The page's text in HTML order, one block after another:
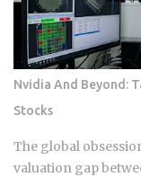
even formula:
expressed in
month. That
math itself isn't
nobody can
points on a
you've essentially
your own money.
Nvidia And Beyond:
Stocks
The global
valuation gap